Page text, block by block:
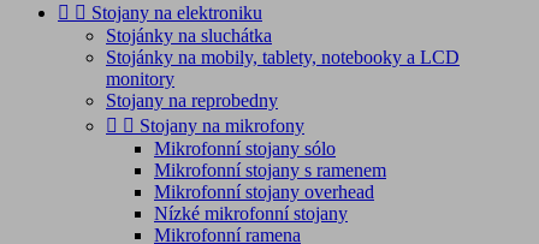
  Stojany na elektroniku
Stojánky na sluchátka
Stojánky na mobily, tablety, notebooky a LCD
monitory
Stojany na reprobedny
  Stojany na mikrofony
Mikrofonní stojany sólo
Mikrofonní stojany s ramenem
Mikrofonní stojany overhead
Nízké mikrofonní stojany
Mikrofonní ramena